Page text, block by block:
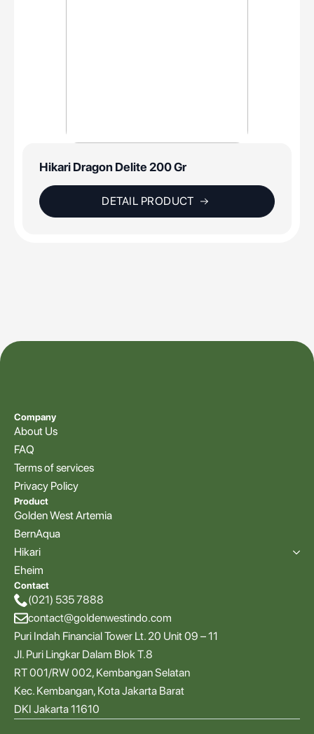
Hikari Dragon Delite 200 Gr
DETAIL PRODUCT
Company
About Us
FAQ
Terms of services
Privacy Policy
Product
Golden West Artemia
BernAqua
Hikari
Eheim
Contact
(021) 535 7888
contact@goldenwestindo.com
Puri Indah Financial Tower Lt. 20 Unit 09 – 11
Jl. Puri Lingkar Dalam Blok T.8
RT 001/RW 002, Kembangan Selatan
Kec. Kembangan, Kota Jakarta Barat
DKI Jakarta 11610